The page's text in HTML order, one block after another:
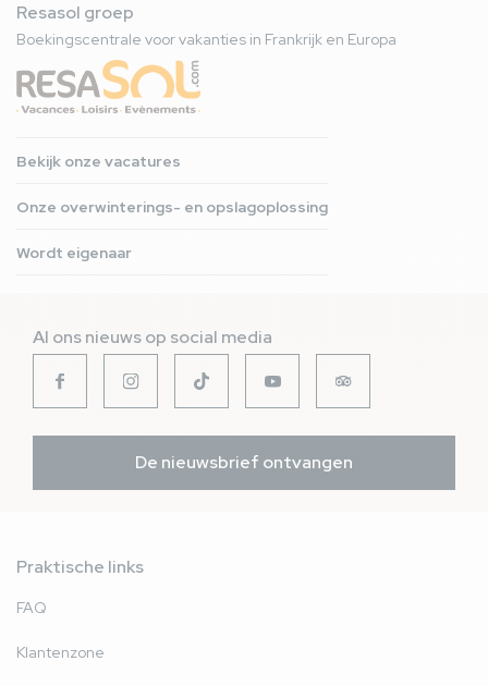
Resasol groep
Boekingscentrale voor vakanties in Frankrijk en Europa
Bekijk onze vacatures
Onze overwinterings- en opslagoplossing
Wordt eigenaar
Al ons nieuws op social media
De nieuwsbrief ontvangen
Praktische links
FAQ
Klantenzone